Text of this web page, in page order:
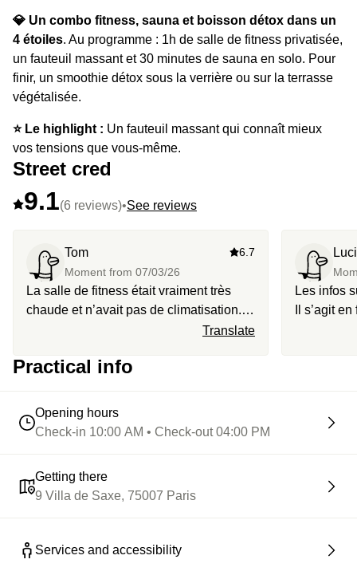
💎 Un combo fitness, sauna et boisson détox dans un
4 étoiles. Au programme : 1h de salle de fitness privatisée,
un fauteuil massant et 30 minutes de sauna en solo. Pour
finir, un smoothie détox sous la verrière ou sur la terrasse
végétalisée.
⭐️ Le highlight : Un fauteuil massant qui connaît mieux
vos tensions que vous-même.
Street cred
9.1(6 reviews)•See reviews
Tom
Moment from 07/03/26
6.7
La salle de fitness était vraiment très
chaude et n’avait pas de climatisation.
Plus important, ils n’avais pas de jus
annoncé. Serait il possible d’avoir un
Translate
Les infos
Il s’agit
Practical info
Opening hours
Check-in 10:00 AM • Check-out 04:00 PM
Getting there
9 Villa de Saxe, 75007 Paris
Services and accessibility